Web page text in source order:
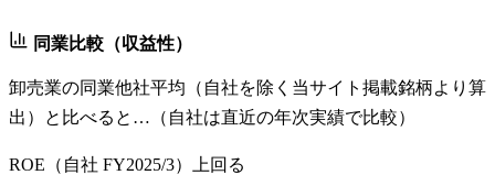
同業比較（収益性）
卸売業の同業他社平均（自社を除く当サイト掲載銘柄より算
出）と比べると…（自社は直近の年次実績で比較）
ROE （自社 FY2025/3）
上回る